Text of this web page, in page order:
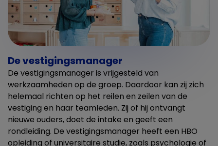
De vestigingsmanager
De vestigingsmanager is vrijgesteld van
werkzaamheden op de groep. Daardoor kan zij zich
helemaal richten op het reilen en zeilen van de
vestiging en haar teamleden. Zij of hij ontvangt
nieuwe ouders, doet de intake en geeft een
rondleiding. De vestigingsmanager heeft een HBO
opleiding of universitaire studie, zoals psychologie of